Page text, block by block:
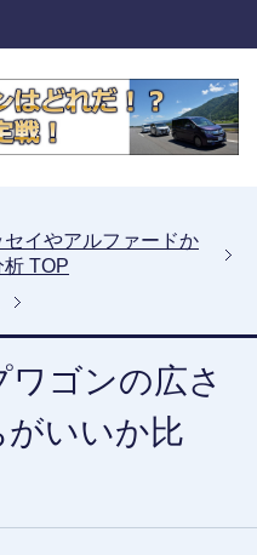
イやアルファードか
析 TOP
ゴンの広さ
がいいか比